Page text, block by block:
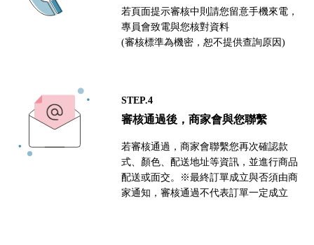
若頁面提示審核中則請您留意手機來電，
專員會致電與您核對資料
(審核標準為機密，恕不提供查詢原因)
STEP.4
審核通過後，商家會與您聯繫
若審核通過，商家會聯繫您再次確認款
式、顏色、配送地址等資訊，並進行商品
配送或面交。※最終訂單成立與否須由商
家通知，審核通過不代表訂單一定成立